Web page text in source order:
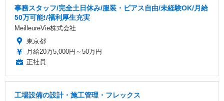
事務スタッフ/完全土日休み/服装・ピアス自由/未経験OK/月給
50万可能!/福利厚生充実
MeilleureVie株式会社
東京都
月給20万5,000円～50万円
正社員
工場設備の設計・施工管理・フレックス